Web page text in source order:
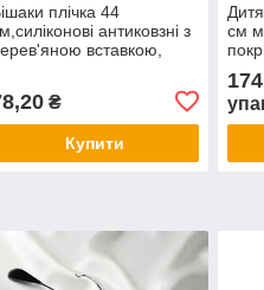
плічка 44
антиковзні з
вставкою,
₴
Купити
см